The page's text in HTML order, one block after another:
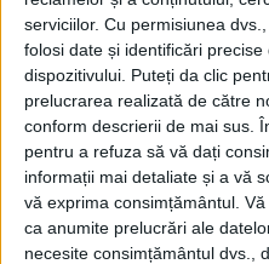
serviciilor. Cu permisiunea
folosi date și identificări
dispozitivului. Puteți da clic
prelucrarea realizată de către
conform descrierii de mai sus.
pentru a refuza să vă dați
informații mai detaliate și a vă
vă exprima consimțământul.
ca anumite prelucrări ale
necesite consimțământul dvs.,